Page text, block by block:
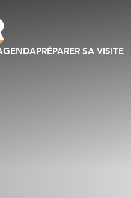
PRÉPARER SA VISITE